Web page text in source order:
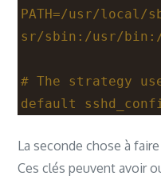
PATH=/usr/
sr/sbin:/usr/bin:/
# The strategy
default
their default
# possible, but
La seconde chose à
Ces clés peuvent avoir